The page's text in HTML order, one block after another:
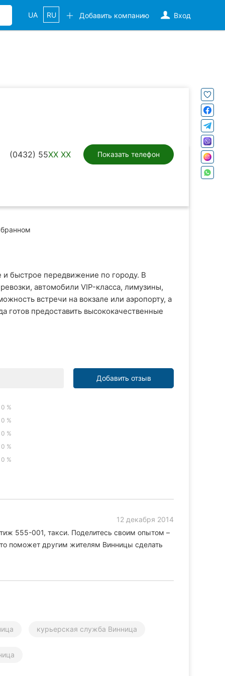
Вход
Добавить компанию
UA RU
(0432) 55XX XX Показать телефон
быстрое передвижение по городу. В
автомобили VIP-класса, лимузины,
встречи на вокзале или аэропорту, а
готов предоставить высококачественные
Добавить отзыв
0 %
0 %
0 %
0 %
0 %
12 декабря 2014
555-001, такси. Поделитесь своим опытом –
поможет другим жителям Винницы сделать
курьерская служба Винница